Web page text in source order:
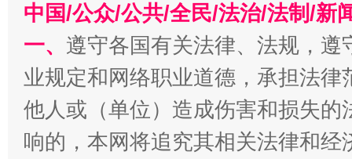
揭批美国五大"原罪" "炒
中国/公众/公共/全民/法治/法制/新
一、 遵守各国有关法律、法规，
业规定和网络职业道德，承担法
他人或（单位）造成伤害和损失
响的，本网将追究其相关法律和